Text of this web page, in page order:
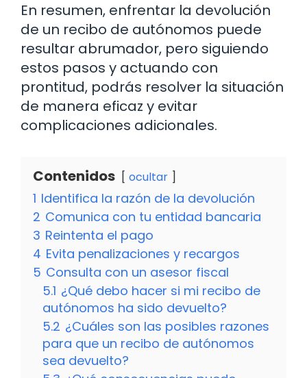
En resumen, enfrentar la devolución
de un recibo de autónomos puede
resultar abrumador, pero siguiendo
estos pasos y actuando con
prontitud, podrás resolver la situación
de manera eficaz y evitar
complicaciones adicionales.
Contenidos ocultar
1 Identifica la razón de la devolución
2 Comunica con tu entidad bancaria
3 Reintenta el pago
4 Evita penalizaciones y recargos
5 Consulta con un asesor fiscal
5.1 ¿Qué debo hacer si mi recibo de
autónomos ha sido devuelto?
5.2 ¿Cuáles son las posibles razones
para que un recibo de autónomos
sea devuelto?